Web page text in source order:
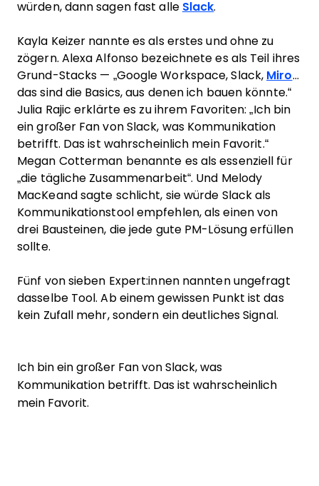
würden, dann sagen fastalle Slack.
Kayla Keizer nannte es als erstes und ohne zu
zögern. Alexa Alfonso bezeichnete es als Teil ihres
Grund-Stacks — „Google Workspace, Slack, Miro...
das sind die Basics, aus denen ich bauen könnte.“
Julia Rajic erklärte es zu ihrem Favoriten: „Ich bin
ein großer Fan von Slack, was Kommunikation
betrifft. Das ist wahrscheinlich mein Favorit.“
Megan Cotterman benannte es als essenziell für
„die tägliche Zusammenarbeit“. Und Melody
MacKeand sagte schlicht, sie würde Slack als
Kommunikationstool empfehlen, als einen von
drei Bausteinen, die jede gute PM-Lösung erfüllen
sollte.
Fünf von sieben Expert:innen nannten ungefragt
dasselbe Tool. Ab einem gewissen Punkt ist das
kein Zufall mehr, sondern ein deutliches Signal.
Ich bin ein großer Fan von Slack, was
Kommunikation betrifft. Das ist wahrscheinlich
mein Favorit.